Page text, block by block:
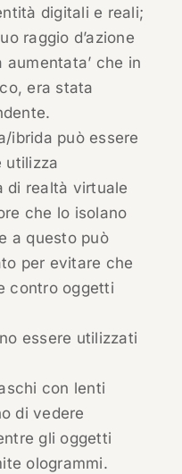
digitali e reali;
raggio d’azione
aumentata’ che in
era stata
ibrida può essere
utilizza
di realtà virtuale
che lo isolano
a questo può
per evitare che
contro oggetti
essere utilizzati
con lenti
di vedere
gli oggetti
ologrammi.